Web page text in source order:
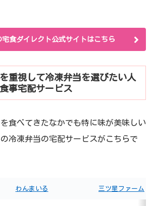
宅食ダイレクト公式サイトはこちら
重視して冷凍弁当を選びたい人
事宅配サービス
食べてきたなかでも特に味が美味しい
冷凍弁当の宅配サービスがこちらで
わんまいる 三ツ星ファーム